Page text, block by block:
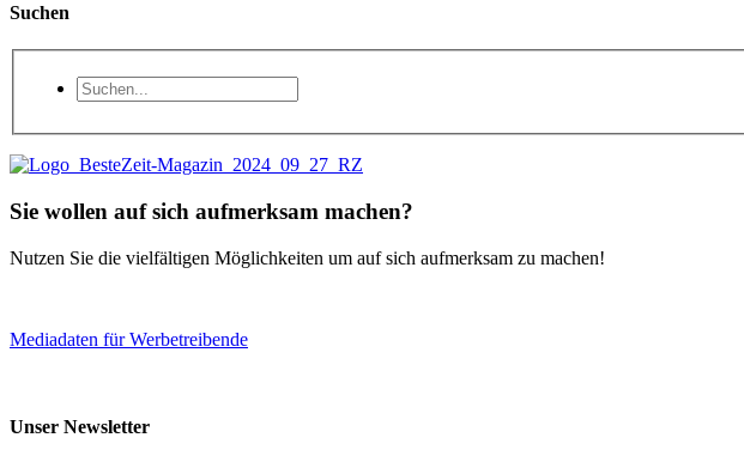
Suchen
Sie wollen auf sich aufmerksam machen?
Nutzen Sie die vielfältigen Möglichkeiten um auf sich aufmerksam zu machen!
Mediadaten für Werbetreibende
Unser Newsletter